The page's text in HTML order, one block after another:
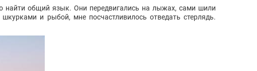
найти общий язык. Они передвигались на лыжах, сами шили
и рыбой, мне посчастливилось отведать стерлядь.